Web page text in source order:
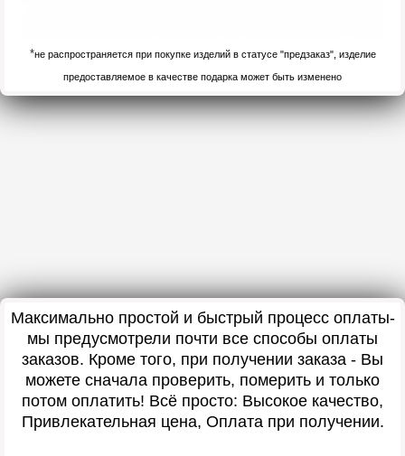
*не распространяется при покупке изделий в статусе "предзаказ", изделие
предоставляемое в качестве подарка может быть изменено
Максимально простой и быстрый процесс оплаты-
мы предусмотрели почти все способы оплаты
заказов. Кроме того, при получении заказа - Вы
можете сначала проверить, померить и только
потом оплатить! Всё просто: Высокое качество,
Привлекательная цена, Оплата при получении.